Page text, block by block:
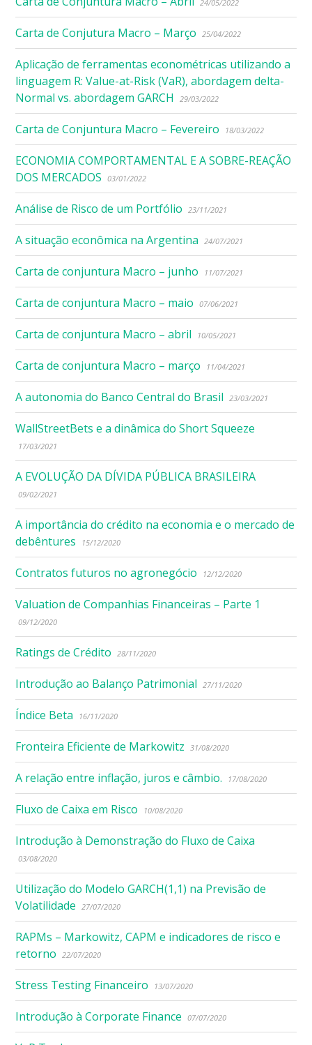
24/05/2022
Carta de Conjutura Macro – Março 25/04/2022
Aplicação de ferramentas econométricas utilizando a
linguagem R: Value-at-Risk (VaR), abordagem delta-
Normal vs. abordagem GARCH
29/03/2022
Carta de Conjuntura Macro – Fevereiro 18/03/2022
ECONOMIA COMPORTAMENTAL E A SOBRE-REAÇÃO
DOS MERCADOS
03/01/2022
Análise de Risco de um Portfólio 23/11/2021
A situação econômica na Argentina 24/07/2021
Carta de conjuntura Macro – junho 11/07/2021
Carta de conjuntura Macro – maio 07/06/2021
Carta de conjuntura Macro – abril 10/05/2021
Carta de conjuntura Macro – março 11/04/2021
A autonomia do Banco Central do Brasil 23/03/2021
WallStreetBets e a dinâmica do Short Squeeze
17/03/2021
A EVOLUÇÃO DA DÍVIDA PÚBLICA BRASILEIRA
09/02/2021
A importância do crédito na economia e o mercado de
debêntures
15/12/2020
Contratos futuros no agronegócio 12/12/2020
Valuation de Companhias Financeiras – Parte 1
09/12/2020
Ratings de Crédito 28/11/2020
Introdução ao Balanço Patrimonial 27/11/2020
Índice Beta 16/11/2020
Fronteira Eficiente de Markowitz 31/08/2020
A relação entre inflação, juros e câmbio. 17/08/2020
Fluxo de Caixa em Risco 10/08/2020
Introdução à Demonstração do Fluxo de Caixa
03/08/2020
Utilização do Modelo GARCH(1,1) na Previsão de
Volatilidade
27/07/2020
RAPMs – Markowitz, CAPM e indicadores de risco e
retorno
22/07/2020
Stress Testing Financeiro 13/07/2020
Introdução à Corporate Finance 07/07/2020